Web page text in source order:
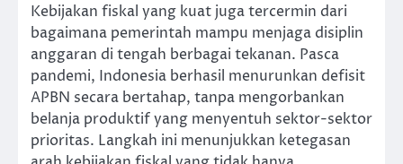
Kebijakan fiskal yang kuat juga tercermin dari
bagaimana pemerintah mampu menjaga disiplin
anggaran di tengah berbagai tekanan. Pasca
pandemi, Indonesia berhasil menurunkan defisit
APBN secara bertahap, tanpa mengorbankan
belanja produktif yang menyentuh sektor-sektor
prioritas. Langkah ini menunjukkan ketegasan